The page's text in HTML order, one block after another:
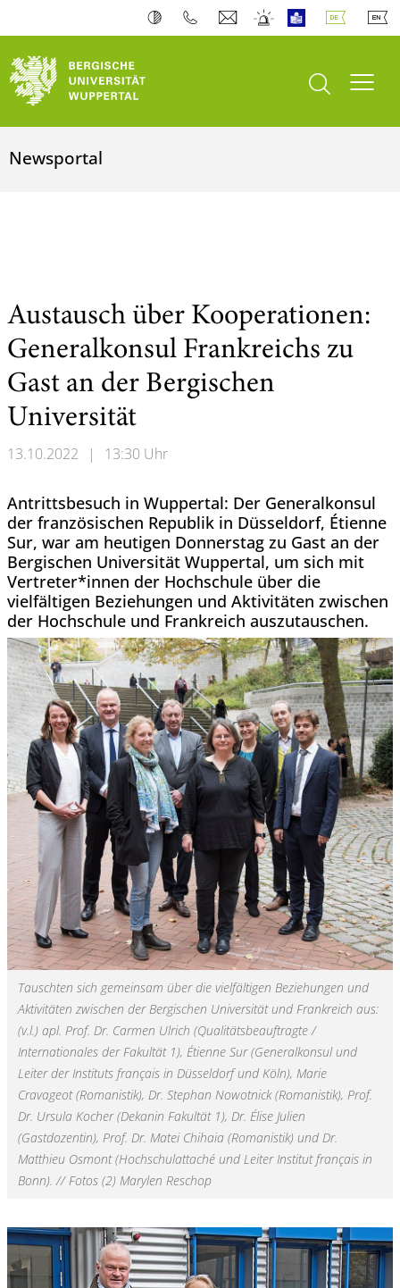
Suche öffnen
Newsportal
Austausch über Kooperationen:
Generalkonsul Frankreichs zu
Gast an der Bergischen
Universität
13.10.2022 | 13:30 Uhr
Antrittsbesuch in Wuppertal: Der Generalkonsul
der französischen Republik in Düsseldorf, Étienne
Sur, war am heutigen Donnerstag zu Gast an der
Bergischen Universität Wuppertal, um sich mit
Vertreter*innen der Hochschule über die
vielfältigen Beziehungen und Aktivitäten zwischen
der Hochschule und Frankreich auszutauschen.
Tauschten sich gemeinsam über die vielfältigen Beziehungen und
Aktivitäten zwischen der Bergischen Universität und Frankreich aus:
(v.l.) apl. Prof. Dr. Carmen Ulrich (Qualitätsbeauftragte /
Internationales der Fakultät 1), Étienne Sur (Generalkonsul und
Leiter der Instituts français in Düsseldorf und Köln), Marie
Cravageot (Romanistik), Dr. Stephan Nowotnick (Romanistik), Prof.
Dr. Ursula Kocher (Dekanin Fakultät 1), Dr. Élise Julien
(Gastdozentin), Prof. Dr. Matei Chihaia (Romanistik) und Dr.
Matthieu Osmont (Hochschulattaché und Leiter Institut français in
Bonn). // Fotos (2) Marylen Reschop